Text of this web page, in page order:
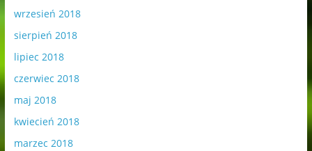
wrzesień 2018
sierpień 2018
lipiec 2018
czerwiec 2018
maj 2018
kwiecień 2018
marzec 2018